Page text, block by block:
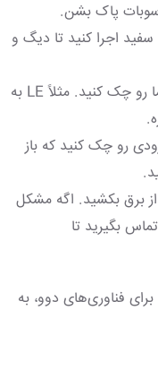
پاک بشن.
اجرا کنید تا دیگ و
دفترچه راهنما رو چک کنید. مثلاً LE به
رو چک کنید که باز
از برق بکشید. اگه مشکل
بگیرید تا
فناوری‌های دوو، به